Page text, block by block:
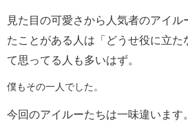
見た目の可愛さから人気者のアイル
たことがある人は「どうせ役に立
て思ってる人も多いはず。
僕もその一人でした。
今回のアイルーたちは一味違います。